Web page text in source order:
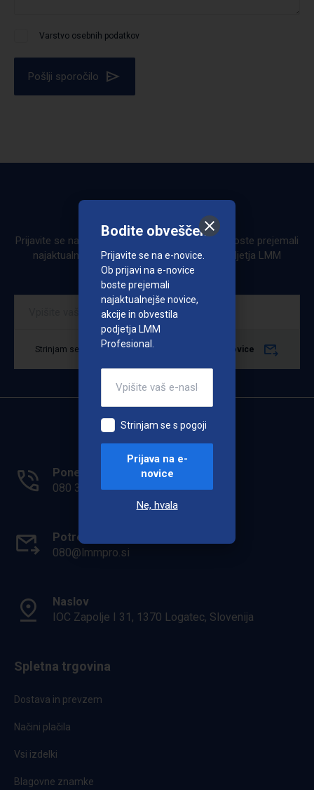
Varstvo osebnih podatkov
Pošlji sporočilo
Bodite obveščeni
Prijavite se na e-novice. Ob prijavi na e-novice boste prejemali
najaktualnejše novice, akcije in obvestila podjetja LMM
Profesional.
Strinjam se s pogoji Prijava na e-novice
Ponedeljek - Petek: 7.00 - 15.00
080 33 36
Potrebuješ pomoč?
080@lmmpro.si
Naslov
IOC Zapolje I 31, 1370 Logatec, Slovenija
Spletna trgovina
Dostava in prevzem
Načini plačila
Vsi izdelki
Blagovne znamke
Bodite obveščeni
Prijavite se na e-novice.
Ob prijavi na e-novice
boste prejemali
najaktualnejše novice,
akcije in obvestila
podjetja LMM
Profesional.
Strinjam se s pogoji
Prijava na e-
novice
Ne, hvala